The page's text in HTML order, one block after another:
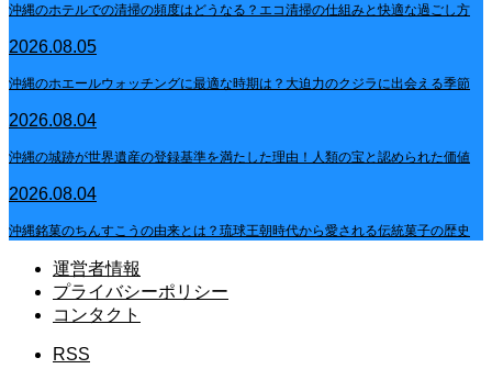
沖縄のホテルでの清掃の頻度はどうなる？エコ清掃の仕組みと快適な過ごし方
2026.08.05
沖縄のホエールウォッチングに最適な時期は？大迫力のクジラに出会える季節
2026.08.04
沖縄の城跡が世界遺産の登録基準を満たした理由！人類の宝と認められた価値
2026.08.04
沖縄銘菓のちんすこうの由来とは？琉球王朝時代から愛される伝統菓子の歴史
運営者情報
プライバシーポリシー
コンタクト
RSS